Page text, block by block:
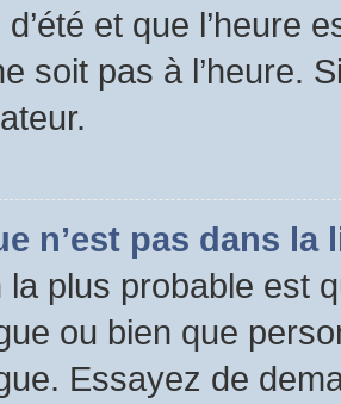
d’été et que
soit pas à l’heure.
n’est pas dans la
plus probable est
ou bien que
Essayez de